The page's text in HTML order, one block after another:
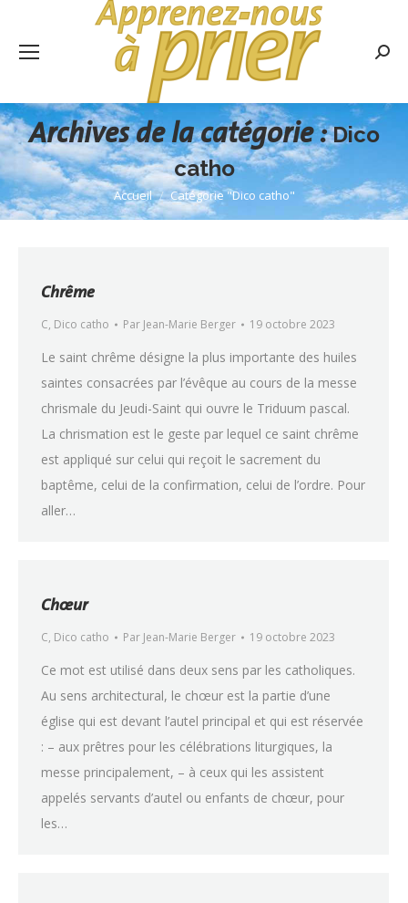
Archives de la catégorie :Dico
catho
Vous êtes ici :
Accueil Catégorie "Dico catho"
Chrême
C, Dico catho Par Jean-Marie Berger 19 octobre 2023
Le saint chrême désigne la plus importante des huiles
saintes consacrées par l’évêque au cours de la messe
chrismale du Jeudi-Saint qui ouvre le Triduum pascal.
La chrismation est le geste par lequel ce saint chrême
est appliqué sur celui qui reçoit le sacrement du
baptême, celui de la confirmation, celui de l’ordre. Pour
aller…
Chœur
C, Dico catho Par Jean-Marie Berger 19 octobre 2023
Ce mot est utilisé dans deux sens par les catholiques.
Au sens architectural, le chœur est la partie d’une
église qui est devant l’autel principal et qui est réservée
: – aux prêtres pour les célébrations liturgiques, la
messe principalement, – à ceux qui les assistent
appelés servants d’autel ou enfants de chœur, pour
les…